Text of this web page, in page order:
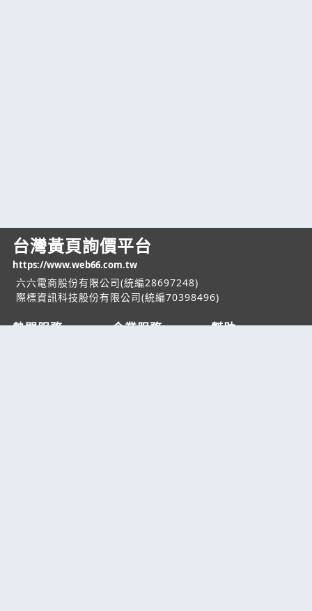
台灣黃頁詢價平台
https://www.web66.com.tw
六六電商股份有限公司(統編28697248)
際標資訊科技股份有限公司(統編70398496)
熱門服務 企業服務 幫助